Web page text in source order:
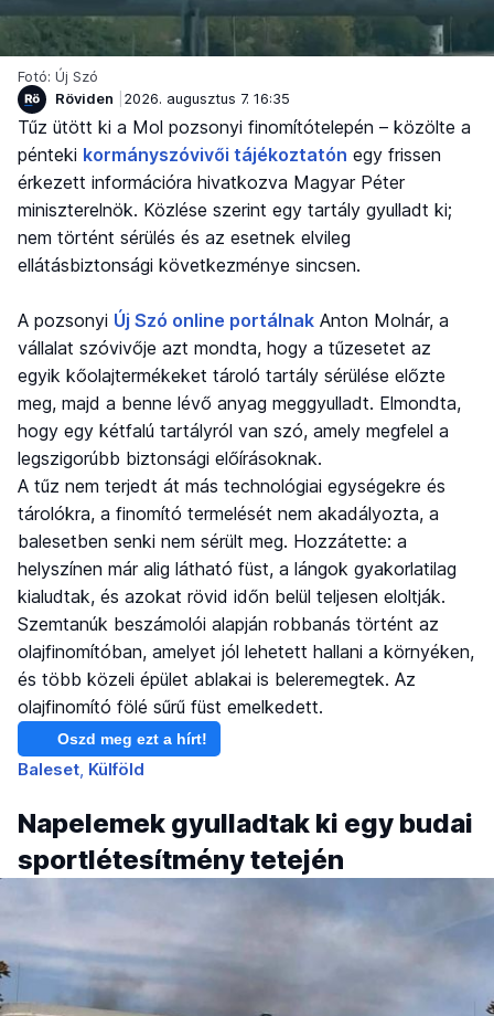
Fotó: Új Szó
Röviden
2026. augusztus 7. 16:35
Tűz ütött ki a Mol pozsonyi finomítótelepén – közölte a
pénteki kormányszóvivői tájékoztatón egy frissen
érkezett információra hivatkozva Magyar Péter
miniszterelnök. Közlése szerint egy tartály gyulladt ki;
nem történt sérülés és az esetnek elvileg
ellátásbiztonsági következménye sincsen.
A pozsonyi Új Szó online portálnak Anton Molnár, a
vállalat szóvivője azt mondta, hogy a tűzesetet az
egyik kőolajtermékeket tároló tartály sérülése előzte
meg, majd a benne lévő anyag meggyulladt. Elmondta,
hogy egy kétfalú tartályról van szó, amely megfelel a
legszigorúbb biztonsági előírásoknak.
A tűz nem terjedt át más technológiai egységekre és
tárolókra, a finomító termelését nem akadályozta, a
balesetben senki nem sérült meg. Hozzátette: a
helyszínen már alig látható füst, a lángok gyakorlatilag
kialudtak, és azokat rövid időn belül teljesen eloltják.
Szemtanúk beszámolói alapján robbanás történt az
olajfinomítóban, amelyet jól lehetett hallani a környéken,
és több közeli épület ablakai is beleremegtek. Az
olajfinomító fölé sűrű füst emelkedett.
Oszd meg ezt a hírt!
Baleset Külföld
Napelemek gyulladtak ki egy budai
sportlétesítmény tetején